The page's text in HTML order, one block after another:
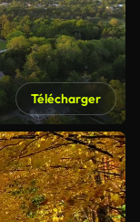
Télécharger